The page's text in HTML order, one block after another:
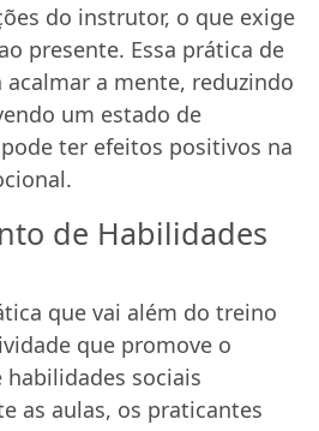
do instrutor, o que exige
presente. Essa prática de
a mente, reduzindo
um estado de
ter efeitos positivos na
de Habilidades
que vai além do treino
que promove o
sociais
as aulas, os praticantes